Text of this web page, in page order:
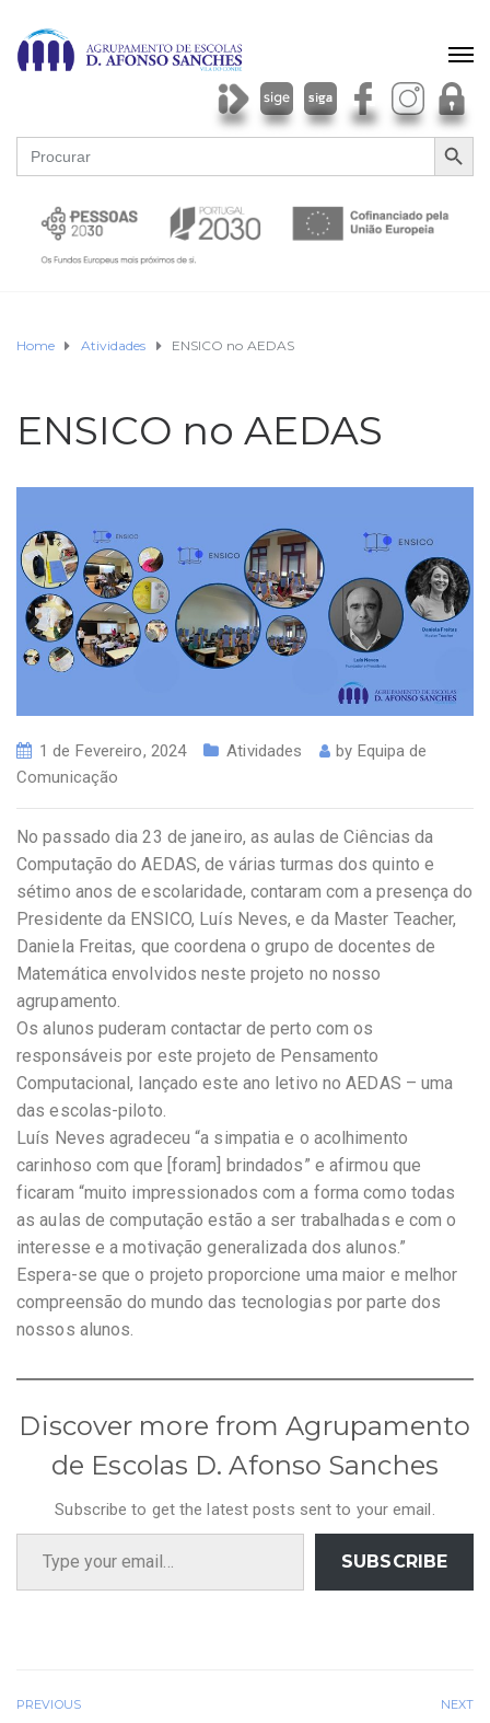
Search
for:
SEARCH
Home Atividades ENSICO no AEDAS
ENSICO no AEDAS
1 de Fevereiro, 2024 Atividades by Equipa de
Comunicação
No passado dia 23 de janeiro, as aulas de Ciências da
Computação do AEDAS, de várias turmas dos quinto e
sétimo anos de escolaridade, contaram com a presença do
Presidente da ENSICO, Luís Neves, e da Master Teacher,
Daniela Freitas, que coordena o grupo de docentes de
Matemática envolvidos neste projeto no nosso
agrupamento.
Os alunos puderam contactar de perto com os
responsáveis por este projeto de Pensamento
Computacional, lançado este ano letivo no AEDAS – uma
das escolas-piloto.
Luís Neves agradeceu “a simpatia e o acolhimento
carinhoso com que [foram] brindados” e afirmou que
ficaram “muito impressionados com a forma como todas
as aulas de computação estão a ser trabalhadas e com o
interesse e a motivação generalizada dos alunos.”
Espera-se que o projeto proporcione uma maior e melhor
compreensão do mundo das tecnologias por parte dos
nossos alunos.
Discover more from Agrupamento
de Escolas D. Afonso Sanches
Subscribe to get the latest posts sent to your email.
Type your email…
SUBSCRIBE
PREVIOUS NEXT